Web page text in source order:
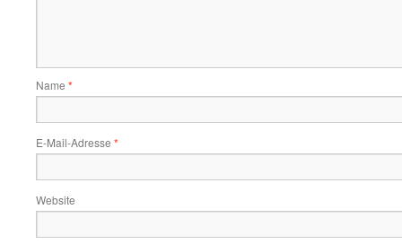
Name *
E-Mail-Adresse *
Website